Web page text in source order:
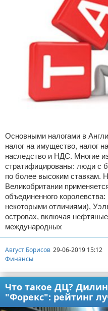
Основными налогами в
налог на имущество, налог
наследство и НДС. Многие
стратифицированы: люди с
по более высоким ставкам.
Великобритании
объединенного
некоторыми отличиями),
островах, включая
международных
Август Борисов 29-06-2019 15:12
Финансы
Что такое ДЦ?
"Форекс": рейтинг